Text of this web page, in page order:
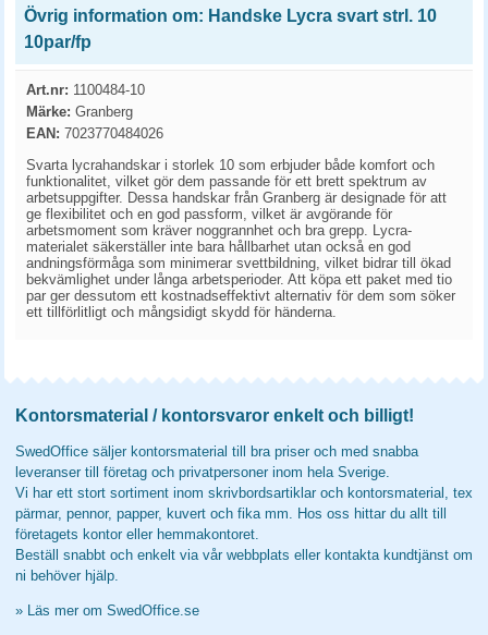
Övrig information om: Handske Lycra svart strl. 10
10par/fp
Art.nr: 1100484-10
Märke: Granberg
EAN: 7023770484026
Svarta lycrahandskar i storlek 10 som erbjuder både komfort och
funktionalitet, vilket gör dem passande för ett brett spektrum av
arbetsuppgifter. Dessa handskar från Granberg är designade för att
ge flexibilitet och en god passform, vilket är avgörande för
arbetsmoment som kräver noggrannhet och bra grepp. Lycra-
materialet säkerställer inte bara hållbarhet utan också en god
andningsförmåga som minimerar svettbildning, vilket bidrar till ökad
bekvämlighet under långa arbetsperioder. Att köpa ett paket med tio
par ger dessutom ett kostnadseffektivt alternativ för dem som söker
ett tillförlitligt och mångsidigt skydd för händerna.
Kontorsmaterial / kontorsvaror enkelt och billigt!
SwedOffice säljer kontorsmaterial till bra priser och med snabba
leveranser till företag och privatpersoner inom hela Sverige.
Vi har ett stort sortiment inom skrivbordsartiklar och kontorsmaterial, tex
pärmar, pennor, papper, kuvert och fika mm. Hos oss hittar du allt till
företagets kontor eller hemmakontoret.
Beställ snabbt och enkelt via vår webbplats eller kontakta kundtjänst om
ni behöver hjälp.
» Läs mer om SwedOffice.se